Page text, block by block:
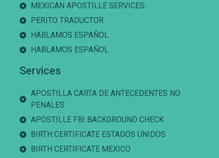
MEXICAN APOSTILLE SERVICES
PERITO TRADUCTOR
HABLAMOS ESPAÑOL
HABLAMOS ESPAÑOL
Services
APOSTILLA CARTA DE ANTECEDENTES NO
PENALES
APOSTILLE FBI BACKGROUND CHECK
BIRTH CERTIFICATE ESTADOS UNIDOS
BIRTH CERTIFICATE MEXICO